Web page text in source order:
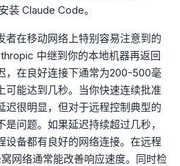
装 Claude Code。
者在移动网络上特别容易注意到的
中继到你的本地机器再返回
，在良好连接下通常为200-500毫
可能达到几秒。当你快速连续批准
迟很明显，但对于远程控制典型的
问题。如果延迟持续超过几秒，
设备都有良好的网络连接。在远程
网络通常能改善响应速度。同时检